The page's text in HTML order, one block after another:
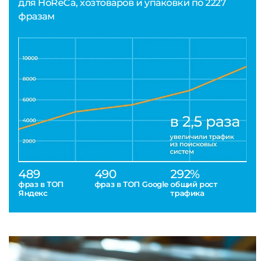
для HoReCa, хозтоваров и упаковки по 2227
фразам
489
фраз в ТОП
Яндекс
490
фраз в ТОП Google
292%
общий рост
трафика